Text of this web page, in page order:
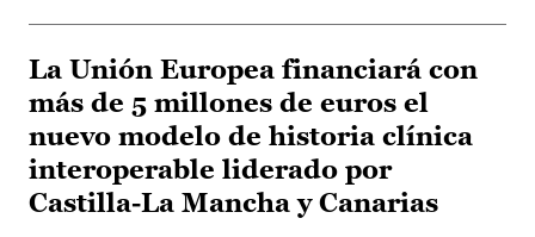
La Unión Europea financiará con
más de 5 millones de euros el
nuevo modelo de historia clínica
interoperable liderado por
Castilla-La Mancha y Canarias